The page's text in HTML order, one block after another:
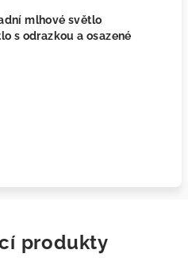
mlhové světlo
s odrazkou a osazené
produkty